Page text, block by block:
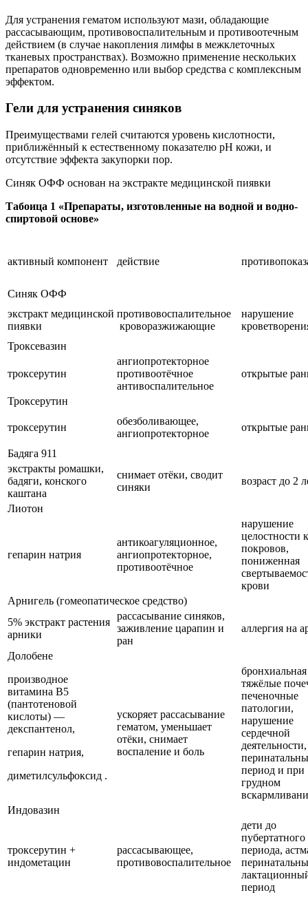
Для устранения гематом используют мази, обладающие
рассасывающим, противовоспалительным и противоотечным
действием (в случае накопления лимфы в межклеточных
тканевых пространствах). Возможно применение нескольких
препаратов одновременно или выбор средства с комплексным
эффектом.
Гели для устранения синяков
Преимуществами гелей считаются уровень кислотности,
приближённый к естественному показателю pH кожи, и
отсутствие эффекта закупорки пор.
Синяк ОФФ основан на экстракте медицинской пиявки
Табоица 1 «Препараты, изготовленные на водной и водно-
спиртовой основе»
активный компонент действие
Синяк ОФФ
экстракт медицинской
пиявки
противовоспалительное
кроворазжижающие
нарушение
Троксевазин
троксерутин
ангиопротекторное
противоотёчное
антивоспалительное
открытые
Троксерутин
троксерутин
обезболивающее,
ангиопротекторное
открытые
Бадяга 911
экстракты ромашки,
бадяги, конского
каштана
снимает отёки, сводит
синяки
возраст до 2
Лиотон
гепарин натрия
антикоагуляционное,
ангиопротекторное,
противоотёчное
нарушение
целостности
покровов,
пониженная
крови
Арнигель (гомеопатическое средство)
5% экстракт растения
арники
рассасывание синяков,
заживление царапин и
ран
аллергия на
Долобене
производное
витамина В5
(пантотеновой
кислоты) —
декспантенол,
гепарин натрия,
диметилсульфоксид .
ускоряет рассасывание
гематом, уменьшает
отёки, снимает
воспаление и боль
тяжёлые
печеночные
патологии,
нарушение
сердечной
период и при
грудном
Индовазин
троксерутин +
индометацин
рассасывающее,
противовоспалительное
дети до
пубертатного
периода,
период